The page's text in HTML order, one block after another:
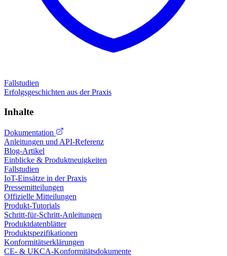
Fallstudien
Erfolgsgeschichten aus der Praxis
Inhalte
Dokumentation
Anleitungen und API-Referenz
Blog-Artikel
Einblicke & Produktneuigkeiten
Fallstudien
IoT-Einsätze in der Praxis
Pressemitteilungen
Offizielle Mitteilungen
Produkt-Tutorials
Schritt-für-Schritt-Anleitungen
Produktdatenblätter
Produktspezifikationen
Konformitätserklärungen
CE- & UKCA-Konformitätsdokumente